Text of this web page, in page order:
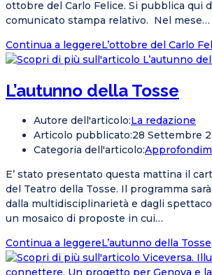
ottobre del Carlo Felice. Si pubblica qui
comunicato stampa relativo. Nel mese…
Continua a leggereL’ottobre del Carlo
L’autunno della Tosse
Autore dell'articolo:La redazione
Articolo pubblicato:28 Settembre
Categoria dell'articolo:
E’ stato presentato questa mattina il
del Teatro della Tosse. Il programma
dalla multidisciplinarietà e dagli
un mosaico di proposte in cui…
Continua a leggereL’autunno della Tosse